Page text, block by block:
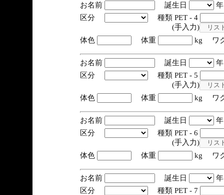
お名前 誕生日
区分
種類 PET - 4
(手入力)
体色
体重 kg ワ
お名前 誕生日
区分
種類 PET - 5
(手入力)
体色
体重 kg ワ
お名前 誕生日
区分
種類 PET - 6
(手入力)
体色
体重 kg ワ
お名前 誕生日
区分
種類 PET - 7